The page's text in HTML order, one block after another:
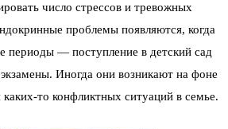
число стрессов и тревожных
проблемы появляются, когда
периоды — поступление в детский сад
Иногда они возникают на фоне
каких-то конфликтных ситуаций в семье.